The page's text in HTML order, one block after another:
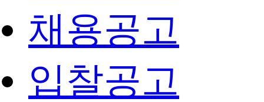
채용공고
입찰공고